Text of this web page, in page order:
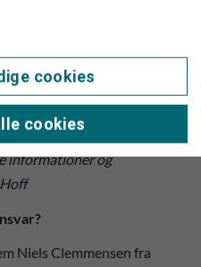
fristration over Energipark
informationer og
Niels Clemmensen fra
cookies
cookies